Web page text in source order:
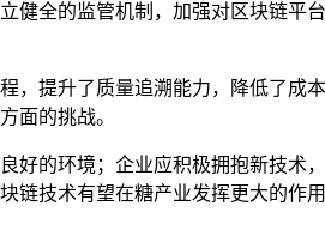
健全的监管机制，加强对区块链平
，提升了质量追溯能力，降低了成
面的挑战。
好的环境；企业应积极拥抱新技术
链技术有望在糖产业发挥更大的作